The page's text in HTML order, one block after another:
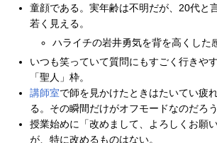
童顔である。実年齢は不明だが、20代と
若く見える。
ハライチの岩井勇気を背を高くした
いつも笑っていて質問にもすごく行きや
「聖人」枠。
講師室で師を見かけたときはたいてい疲
る。その瞬間だけがオフモードなのだろう
授業始めに「改めまして、よろしくお願
が、特に改めるものはない。